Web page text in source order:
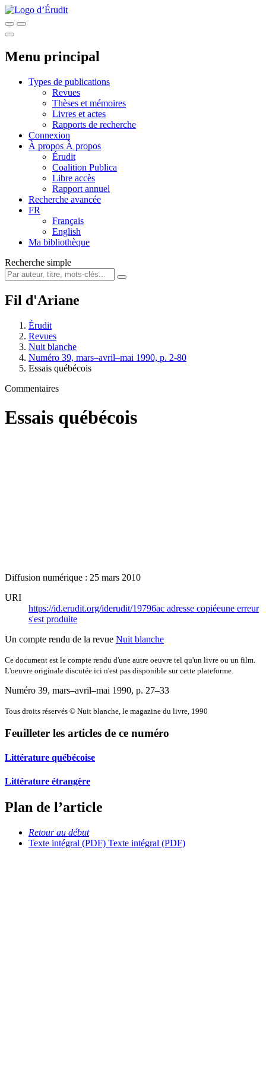
Menu principal
Types de publications
Revues
Thèses et mémoires
Livres et actes
Rapports de recherche
Connexion
À propos À propos
Érudit
Coalition Publica
Libre accès
Rapport annuel
Recherche avancée
FR
Français
English
Ma bibliothèque
Recherche simple
Fil d'Ariane
Érudit
Revues
Nuit blanche
Numéro 39, mars–avril–mai 1990, p. 2-80
Essais québécois
Commentaires
Essais québécois
Diffusion numérique : 25 mars 2010
URI
https://id.erudit.org/iderudit/19796ac adresse copiéeune erreur
s'est produite
Un compte rendu de la revue Nuit blanche
Ce document est le compte rendu d'une autre oeuvre tel qu'un livre ou un film.
L'oeuvre originale discutée ici n'est pas disponible sur cette plateforme.
Numéro 39, mars–avril–mai 1990, p. 27–33
Tous droits réservés © Nuit blanche, le magazine du livre, 1990
Feuilleter les articles de ce numéro
Littérature québécoise
Littérature étrangère
Plan de l’article
Retour au début
Texte intégral (PDF) Texte intégral (PDF)